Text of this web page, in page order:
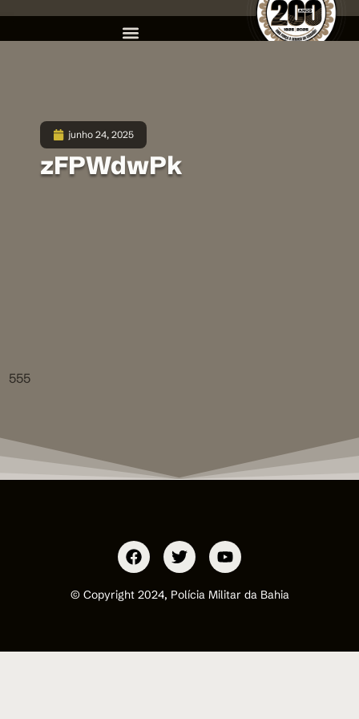
junho 24, 2025
zFPWdwPk
555
© Copyright 2024, Polícia Militar da Bahia